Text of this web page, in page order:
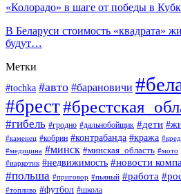
«Колорадо» в шаге от победы в
В Беларуси стоимость «квадрата»
будут…
Метки
#tochka #авто #барановичи
#брест
#гибель #гродно #дальнобойщик #дети
#каменец #кобрин #контрабанда #кража
#медицина #минск #минская_область #мото
#наркотик #недвижимость #новости
#польша #приговор #пьяный #работа
#топливо #футбол #школа